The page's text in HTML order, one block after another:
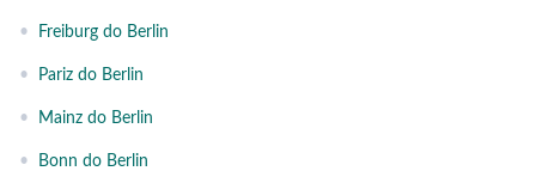
• Freiburg do Berlin
• Pariz do Berlin
• Mainz do Berlin
• Bonn do Berlin